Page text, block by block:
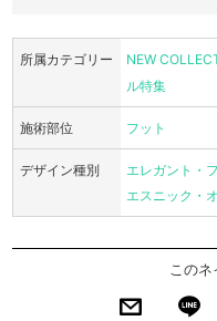
所属カテゴリー NEW
ル特集
施術部位 フット
デザイン種別 エレガント・
エスニック・
このネ